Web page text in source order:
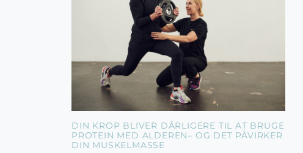
DIN KROP BLIVER DÅRLIGERE TIL AT BRUGE
PROTEIN MED ALDEREN– OG DET PÅVIRKER
DIN MUSKELMASSE